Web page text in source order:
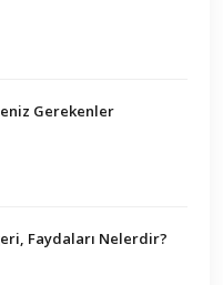
Gerekenler
Faydaları Nelerdir?